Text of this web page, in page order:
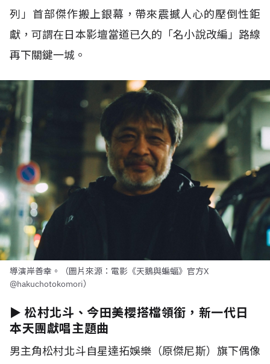
列」首部傑作搬上銀幕，帶來震撼人心的壓倒性鉅
獻，可謂在日本影壇當道已久的「名小說改編」路線
再下關鍵一城。
導演岸善幸。（圖片來源：電影《天鵝與蝙蝠》官方X
@hakuchotokomori）
► 松村北斗、今田美櫻搭檔領銜，新一代日
本天團獻唱主題曲
男主角松村北斗自星達拓娛樂（原傑尼斯）旗下偶像